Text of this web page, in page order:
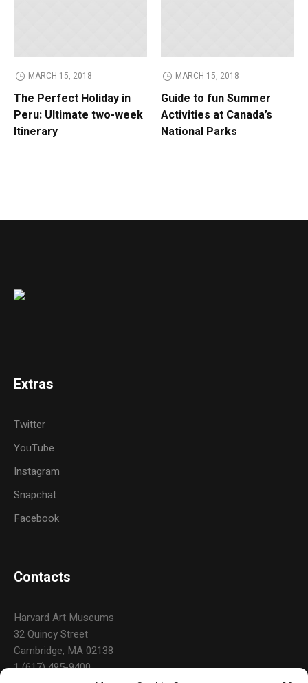
MARCH 15, 2018
The Perfect Holiday in
Peru: Ultimate two-week
Itinerary
MARCH 15, 2018
Guide to fun Summer
Activities at Canada’s
National Parks
Extras
Twitter
YouTube
Instagram
Snapchat
Facebook
Contacts
Harvard Art Museums
32 Quincy Street
Cambridge, MA 02138
1 (617) 495-9400